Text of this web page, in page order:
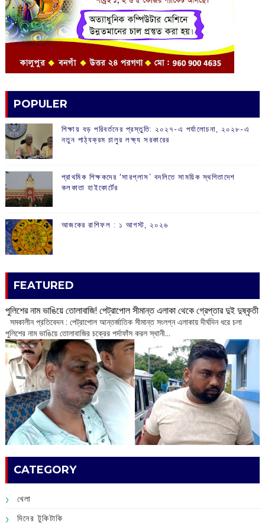
POPULER
শিক্ষায় বড় পরিবর্তনের প্রস্তুতি: ২০২৭-এ পর্যালোচনা, ২০২৮-এ
নতুন পাঠ্যক্রম চালুর লক্ষ্য সরকারের
প্রাথমিক শিক্ষকদের ‘সারপ্লাস’ বদলিতে সাময়িক স্থগিতাদেশ
কলকাতা হাইকোর্টের
আজকের রাশিফল :‌ ‌‌১ আগস্ট, ২০২৬
FEATURED
পুলিশের নাম ভাঙিয়ে তোলাবাজি! পেট্রাপোল সীমান্ত এলাকা থেকে গ্রেপ্তার দুই দুষ্কৃতী
সমকালীন প্রতিবেদন : পেট্রাপোল আন্তর্জাতিক সীমান্ত সংলগ্ন এলাকায় দীর্ঘদিন ধরে চলা
পুলিশের নাম ভাঙিয়ে তোলাবাজির চক্রের পর্দাফাঁস করল স্থানী...
CATEGORY
খেলা
দিনের টুকিটাকি